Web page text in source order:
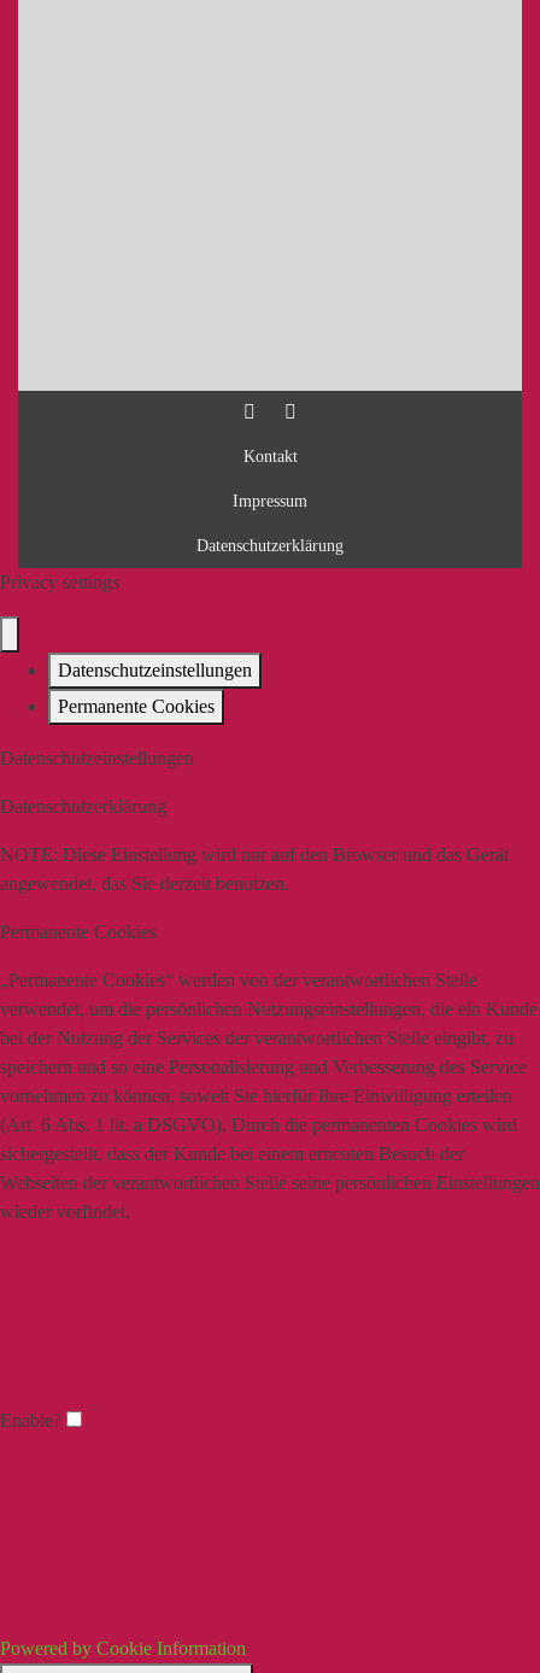
Kontakt
Impressum
Datenschutzerklärung
Privacy settings
Datenschutzeinstellungen
Permanente Cookies
Datenschutzeinstellungen
Datenschutzerklärung
NOTE: Diese Einstellung wird nur auf den Browser und das Gerät
angewendet, das Sie derzeit benutzen.
Permanente Cookies
„Permanente Cookies“ werden von der verantwortlichen Stelle
verwendet, um die persönlichen Nutzungseinstellungen, die ein Kunde
bei der Nutzung der Services der verantwortlichen Stelle eingibt, zu
speichern und so eine Personalisierung und Verbesserung des Service
vornehmen zu können, soweit Sie hierfür Ihre Einwilligung erteilen
(Art. 6 Abs. 1 lit. a DSGVO). Durch die permanenten Cookies wird
sichergestellt, dass der Kunde bei einem erneuten Besuch der
Webseiten der verantwortlichen Stelle seine persönlichen Einstellungen
wieder vorfindet.
Enable?
Powered by Cookie Information